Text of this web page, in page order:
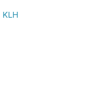
KLH